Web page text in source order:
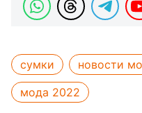
сумки новости
мода 2022